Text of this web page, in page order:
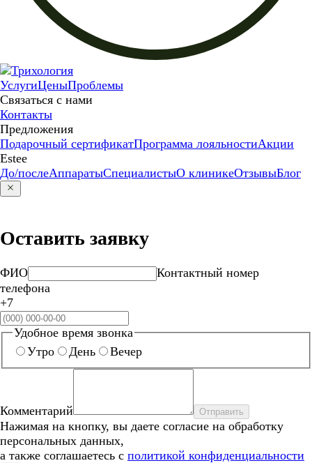
УслугиЦеныПроблемы
Связаться с нами
Контакты
Предложения
Подарочный сертификатПрограмма лояльностиАкции
Estee
До/послеАппаратыСпециалистыО клиникеОтзывыБлог
Оставить заявку
ФИО
Контактный номер
телефона
+7
Удобное время звонка
Утро
День Вечер
Комментарий Отправить
Нажимая на кнопку, вы даете согласие на обработку
персональных данных,
а также соглашаетесь с политикой конфиденциальности